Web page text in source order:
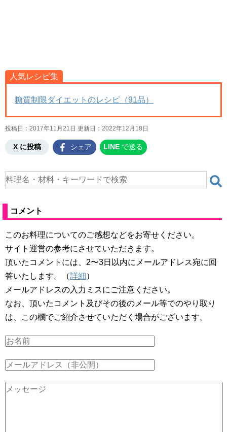
人気レシピ集
糖質制限ダイエットのレシピ（91品）
投稿日：2017年11月21日 更新日： 2022年12月18日
X に投稿 シェア LINE で送る
コメント
このお料理についてのご感想などをお寄せください。
サイト運営の参考にさせていただきます。
頂いたコメントには、2〜3日以内にメールアドレス宛に回
答いたします。（詳細）
メールアドレスの入力ミスにご注意ください。
なお、頂いたコメント及びその後のメール等でのやり取り
は、この欄でご紹介させていただく場合がございます。